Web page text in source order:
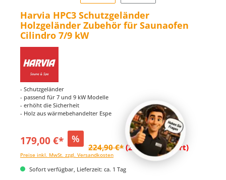
Harvia HPC3 Schutzgeländer
Holzgeländer Zubehör für Saunaofen
Cilindro 7/9 kW
- Schutzgeländer
- passend für 7 und 9 kW Modelle
- erhöht die Sicherheit
- Holz aus wärmebehandelter Espe
179,00 €* %
224,90 €* (20.41% gespart)
Preise inkl. MwSt. zzgl. Versandkosten
Sofort verfügbar, Lieferzeit: ca. 1 Tag